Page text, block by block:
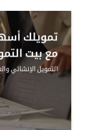
القنوات
أدوات
خدمات ما